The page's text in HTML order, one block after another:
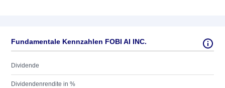
Fundamentale Kennzahlen FOBI AI INC.
Dividende
Dividendenrendite in %